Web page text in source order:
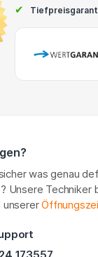
✔
was genau
Unsere Techniker
unserer
173557